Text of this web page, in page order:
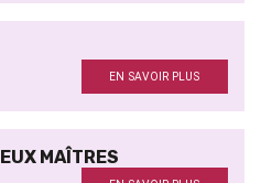
EN SAVOIR PLUS
MAÎTRES